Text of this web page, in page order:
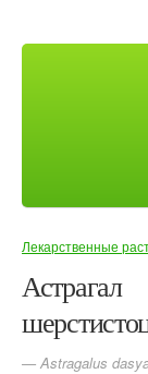
Лекарственные
Астрагал
— Astragalus